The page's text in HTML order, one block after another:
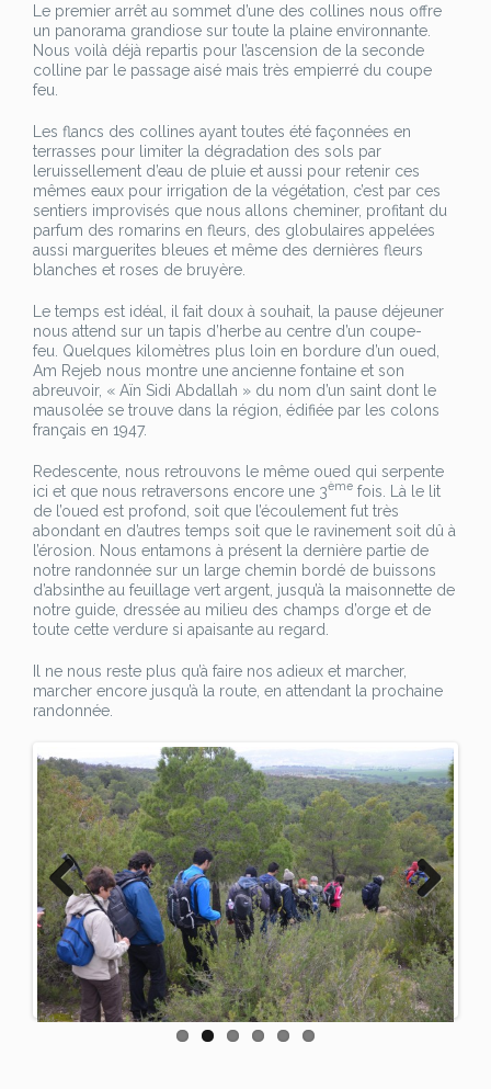
Le premier arrêt au sommet d’une des collines nous offre
un panorama grandiose sur toute la plaine environnante.
Nous voilà déjà repartis pour l’ascension de la seconde
colline par le passage aisé mais très empierré du coupe
feu.
Les flancs des collines ayant toutes été façonnées en
terrasses pour limiter la dégradation des sols par
leruissellement d’eau de pluie et aussi pour retenir ces
mêmes eaux pour irrigation de la végétation, c’est par ces
sentiers improvisés que nous allons cheminer, profitant du
parfum des romarins en fleurs, des globulaires appelées
aussi marguerites bleues et même des dernières fleurs
blanches et roses de bruyère.
Le temps est idéal, il fait doux à souhait, la pause déjeuner
nous attend sur un tapis d’herbe au centre d’un coupe-
feu. Quelques kilomètres plus loin en bordure d’un oued,
Am Rejeb nous montre une ancienne fontaine et son
abreuvoir, « Aïn Sidi Abdallah » du nom d’un saint dont le
mausolée se trouve dans la région, édifiée par les colons
français en 1947.
Redescente, nous retrouvons le même oued qui serpente
ici et que nous retraversons encore une 3ème fois. Là le lit
de l’oued est profond, soit que l’écoulement fut très
abondant en d’autres temps soit que le ravinement soit dû à
l’érosion. Nous entamons à présent la dernière partie de
notre randonnée sur un large chemin bordé de buissons
d’absinthe au feuillage vert argent, jusqu’à la maisonnette de
notre guide, dressée au milieu des champs d’orge et de
toute cette verdure si apaisante au regard.
Il ne nous reste plus qu’à faire nos adieux et marcher,
marcher encore jusqu’à la route, en attendant la prochaine
randonnée.
Previo
us
Next